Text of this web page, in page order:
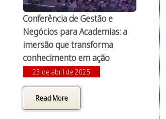
Conferência de Gestão e
Negócios para Academias: a
imersão que transforma
conhecimento em ação
23 de abril de 2025
Read More